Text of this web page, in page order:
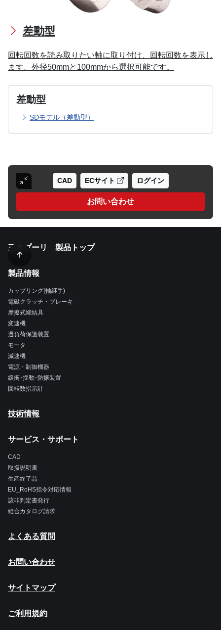
差動型
回転回数を読み取りたい軸に取り付け、回転回数を表示し
ます。外径50mmと100mmから選択可能です。
差動型
SDモデル（差動型）
CAD ECサイト ログイン
お問い合わせ
三木プーリ 製品トップ
製品情報
カップリング(軸継手)
電磁クラッチ・ブレーキ
摩擦式締結具
変速機
過負荷保護装置
モータ
減速機
電源・制御機器
緩衝･揺動･防振装置
回転数指示計
技術情報
サービス・サポート
CAD
取扱説明書
生産終了品
EU_RoHS指令対応情報
該非判定書発行
総合カタログ請求
よくある質問
お問い合わせ
サイトマップ
ご利用規約